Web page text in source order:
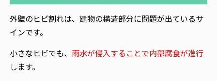
外壁のヒビ割れは、建物の構造部分に問題が出ているサ
インです。
小さなヒビでも、 雨水が侵入することで内部腐食が進行
します。